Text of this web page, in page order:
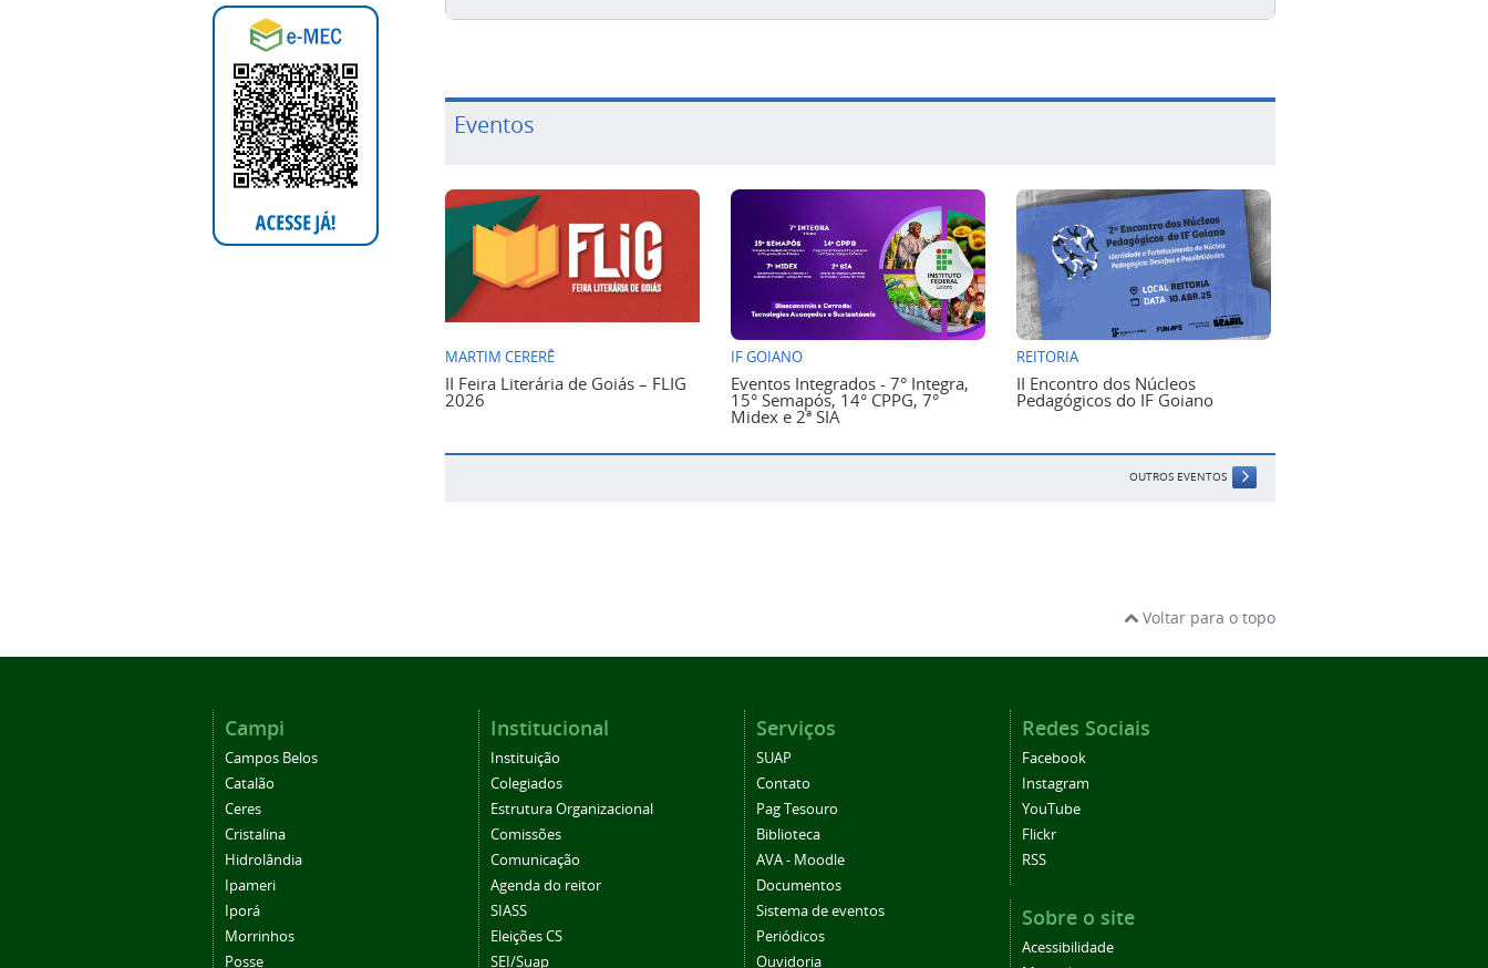
Eventos
MARTIM CERERÊ
II Feira Literária de Goiás – FLIG
2026
IF GOIANO
Eventos Integrados - 7° Integra,
15° Semapós, 14° CPPG, 7°
Midex e 2ª SIA
REITORIA
II Encontro dos Núcleos
Pedagógicos do IF Goiano
OUTROS EVENTOS
Voltar para o topo
Campi
Campos Belos
Catalão
Ceres
Cristalina
Hidrolândia
Ipameri
Iporá
Morrinhos
Posse
Institucional
Instituição
Colegiados
Estrutura Organizacional
Comissões
Comunicação
Agenda do reitor
SIASS
Eleições CS
SEI/Suap
Serviços
SUAP
Contato
Pag Tesouro
Biblioteca
AVA - Moodle
Documentos
Sistema de eventos
Periódicos
Ouvidoria
Redes Sociais
Facebook
Instagram
YouTube
Flickr
RSS
Sobre o site
Acessibilidade